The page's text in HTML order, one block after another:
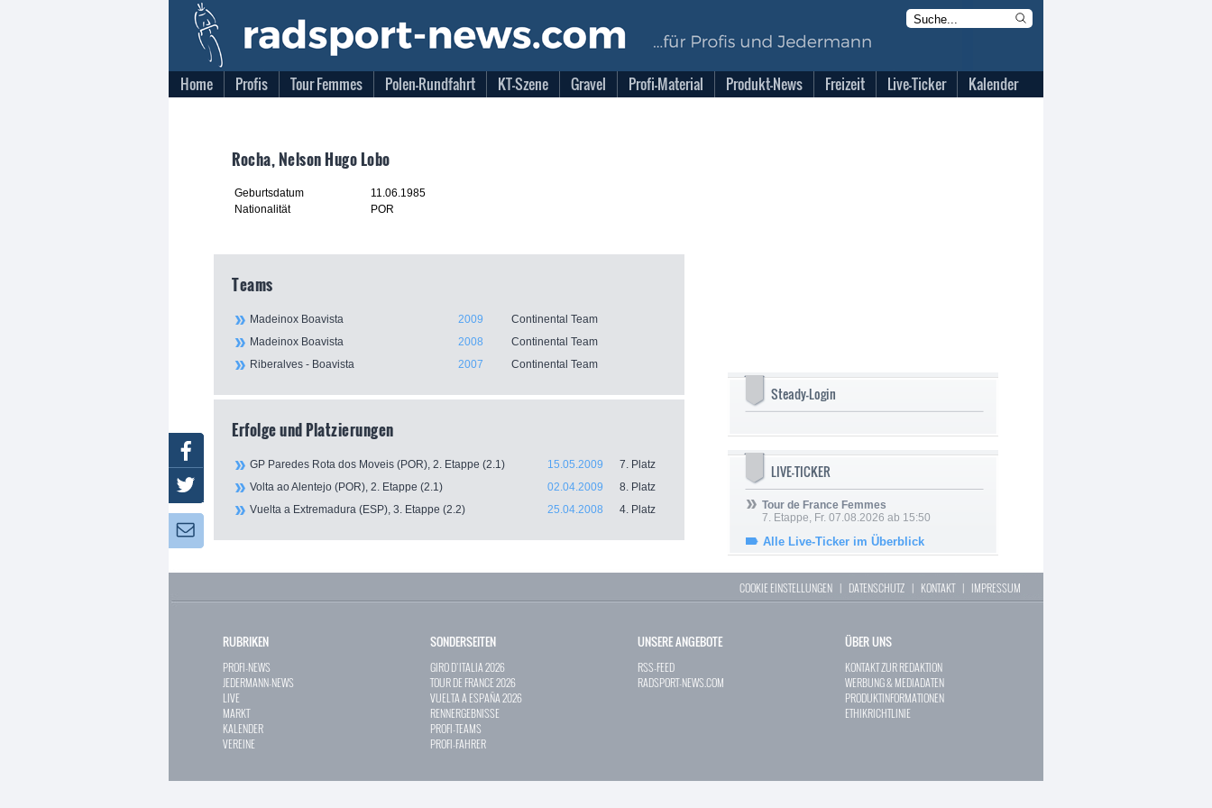
Home Profis Tour Femmes Polen-Rundfahrt KT-Szene Gravel Profi-Material Produkt-News Freizeit Live-Ticker Kalender
Rocha, Nelson Hugo Lobo
Geburtsdatum
11.06.1985
Nationalität
POR
Teams
Madeinox Boavista 2009
Continental Team
Madeinox Boavista
2008
Continental Team
Riberalves - Boavista
2007 Continental Team
Erfolge und Platzierungen
GP Paredes Rota dos Moveis (POR), 2. Etappe (2.1) 7. Platz
15.05.2009
Volta ao Alentejo (POR), 2. Etappe (2.1)
8. Platz
02.04.2009
Vuelta a Extremadura (ESP), 3. Etappe (2.2)
4. Platz
25.04.2008
Steady-Login
LIVE-TICKER
Tour de France Femmes
7. Etappe, Fr. 07.08.2026 ab 15:50
Alle Live-Ticker im Überblick
Twitter
COOKIE EINSTELLUNGEN | DATENSCHUTZ | KONTAKT| IMPRESSUM
RUBRIKEN
PROFI-NEWS
JEDERMANN-NEWS
LIVE
MARKT
KALENDER
VEREINE
SONDERSEITEN
GIRO D`ITALIA 2026
TOUR DE FRANCE 2026
VUELTA A ESPAÑA 2026
RENNERGEBNISSE
PROFI-TEAMS
PROFI-FAHRER
UNSERE ANGEBOTE
RSS-FEED
RADSPORT-NEWS.COM
ÜBER UNS
KONTAKT ZUR REDAKTION
WERBUNG & MEDIADATEN
PRODUKTINFORMATIONEN
ETHIKRICHTLINIE